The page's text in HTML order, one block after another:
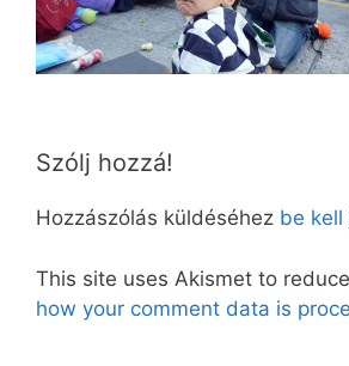
Szólj hozzá!
Hozzászólás küldéséhez be kell
This site uses Akismet to
how your comment data is